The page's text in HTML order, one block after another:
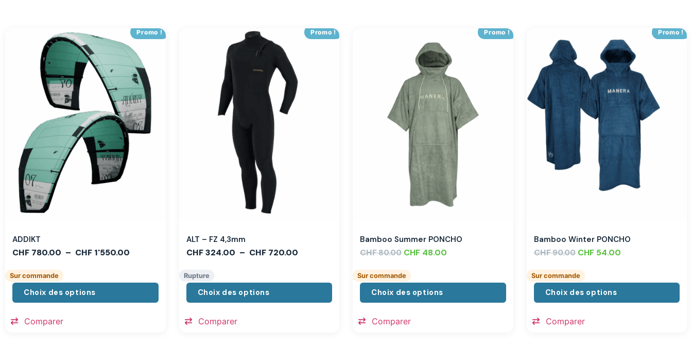
Promo !
ADDIKT
CHF 780.00 – CHF 1'550.00
Sur commande
Choix des options
Comparer
Promo !
ALT – FZ 4,3mm
CHF324.00 – CHF720.00
Rupture
Choix des options
Comparer
Promo !
Bamboo Summer PONCHO
CHF80.00 CHF 48.00
Sur commande
Choix des options
Comparer
Promo !
Bamboo Winter PONCHO
CHF90.00 CHF54.00
Sur commande
Choix des options
Comparer